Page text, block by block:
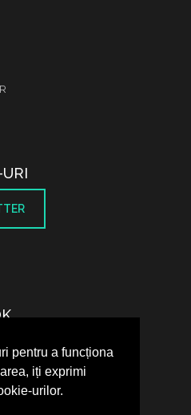
pentru a funcționa
iți exprimi
urilor.